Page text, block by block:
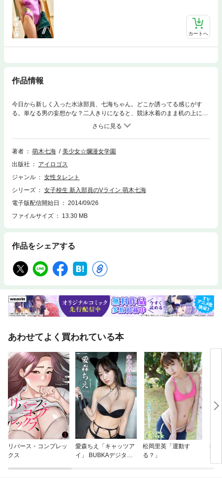
カートへ
作品情報
今日から新しく入った水泳部員、七海ちゃん。どこか誘ってる感じがす
る。単なる男の妄想かな？二人きりになると、競泳水着のまま机の上に乗
り出して大胆ポーズ。シャワールームでは更にセクシーな表情で誘ってく
る。まずいよ、他の部員に見られたら・・・。
著者 萌木七海
美少女☆爛漫女学園
出版社
アイロゴス
ジャンル
女性タレント
シリーズ
女子校生 新入部員のVライン 萌木七海
電子版配信開始日
2014/09/26
ファイルサイズ
13.30 MB
作品をシェアする
あわせてよく買われている本
リバース・コンプレッ
クス
愛森ちえ「キャッツア
イ」 BUBKAデジタル
松岡里英「運動す
る？」